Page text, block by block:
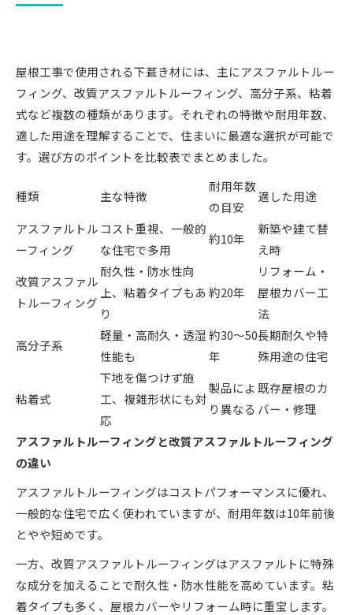
屋根工事で使用される下葺き材には、主にアスファルトルー
フィング、改質アスファルトルーフィング、高分子系、粘着
式など複数の種類があります。それぞれの特徴や耐用年数、
適した用途を理解することで、住まいに最適な選択が可能で
す。選び方のポイントを比較表でまとめました。
種類 主な特徴
耐用年数
の目安
適した用途
アスファルトル
ーフィング
コスト重視、一般的
な住宅で多用
約10年
新築や建て替
え時
改質アスファル
トルーフィング
耐久性・防水性向
上、粘着タイプもあ
り
約20年
リフォーム・
屋根カバー工
法
高分子系
軽量・高耐久・透湿
性能も
約30～50
年
長期耐久や特
殊用途の住宅
粘着式
下地を傷つけず施
工、複雑形状にも対
応
製品によ
り異なる
既存屋根のカ
バー・修理
アスファルトルーフィングと改質アスファルトルーフィング
の違い
アスファルトルーフィングはコストパフォーマンスに優れ、
一般的な住宅で広く使われていますが、耐用年数は10年前後
とやや短めです。
一方、改質アスファルトルーフィングはアスファルトに特殊
な成分を加えることで耐久性・防水性能を高めています。粘
着タイプも多く、屋根カバーやリフォーム時に重宝します。